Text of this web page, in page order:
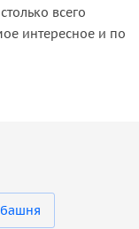
всего
интересное и по
башня